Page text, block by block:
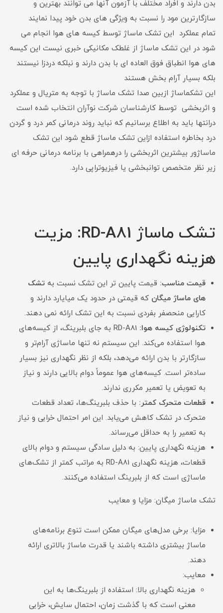
بدن دارند و افراد مختلف با آزمون آنها می توانند بهترین و
سازگارترین مود را نسبت به ویژگی های بدن خود پیدا نمایند
تمام عملکرد این تشک ماساژ توسط کیسه های هوا انجام می
شود در این تشک ماساژ از غلطک مکانیکی خبری نیست این کیسه
های هوا انطباق فوق العاده ای با بدن دارند و نبلکه دردزا نیستند
بلکه بسیار آرام بخش هستند
این تشکماساژ ازبین صدا تشک ماساژ با توجه به متریال و عملکرد
و اثربخشی توسط کارشناسان شرکت نوآران انتخاب شده است
درانتها باید به اطلاع برسانیم که نباید روند درمانی کمر درد و گردن
درد بخاطره استفاده ازاین تشک ماساژ قطع شود این تشک
ماساژور بیشترین اثربخشی را درهمراهی با برنامه درمانی حرفه ای
زیر نظر متخصص توانبخشی یا فیزیوتراپی دارد.
تشک ماساژ RD-A81: مزیت
هزینه نگهداری پایین
قیمت مناسب: قیمت پایین تر این تشک نسبت به تشک
های ماساژ میگان که قیمتی در حدود یک میایارد دارند و
کارایی منحصفر بفردی نسبت به این تشک ارائه نمی دهند.
تکنولوژی کیسه هوا:
RD-A81 به جای بلبرینگ، از کیسه‌های
هوا استفاده می‌کند. این سیستم نه تنها ماساژی آرام‌تر و
سازگارتر با بدن ارائه می‌دهد، بلکه از نظر نگهداری نیز بسیار
ساده‌تر است. کیسه‌های هوا عموماً دوام بالایی دارند و نیاز
به تعویض یا تعمیر مکرری ندارند.
قطعات متحرک کمتر: با حذف بلبرینگ‌ها، تعداد قطعات
متحرک در تشک کاهش می‌یابد. این امر احتمال خرابی و نیاز
به تعمیر را به حداقل می‌رساند.
هزینه نگهداری پایین: به دلیل سادگی سیستم و دوام بالای
قطعات، هزینه نگهداری RD-A81 به مراتب کمتر از تشک‌های
ماساژی است که از بلبرینگ استفاده می‌کنند.
تشک ماساژ میگان: مزایا و معایب
مزایا: برخی مدل‌های میگان ممکن است تنوع برنامه‌های
ماساژ بیشتری داشته باشند یا قدرت ماساژ بالاتری ارائه
دهند.
معایب:
هزینه نگهداری بالا: استفاده از بلبرینگ‌ها به این
معنی است که با گذشت زمان، احتمال سایش، خرابی